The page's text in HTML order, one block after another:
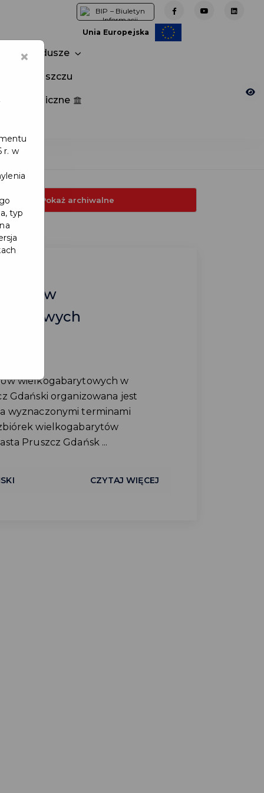
Unia Europejska
Fundusze
w Pruszczu
publiczne
Pokaż archiwalne
1.
wielkogabarytowych w
Gdański organizowana jest
wyznaczonymi terminami
wielkogabarytów
Pruszcz Gdańsk ...
CZYTAJ WIĘCEJ
×
r. w
typ